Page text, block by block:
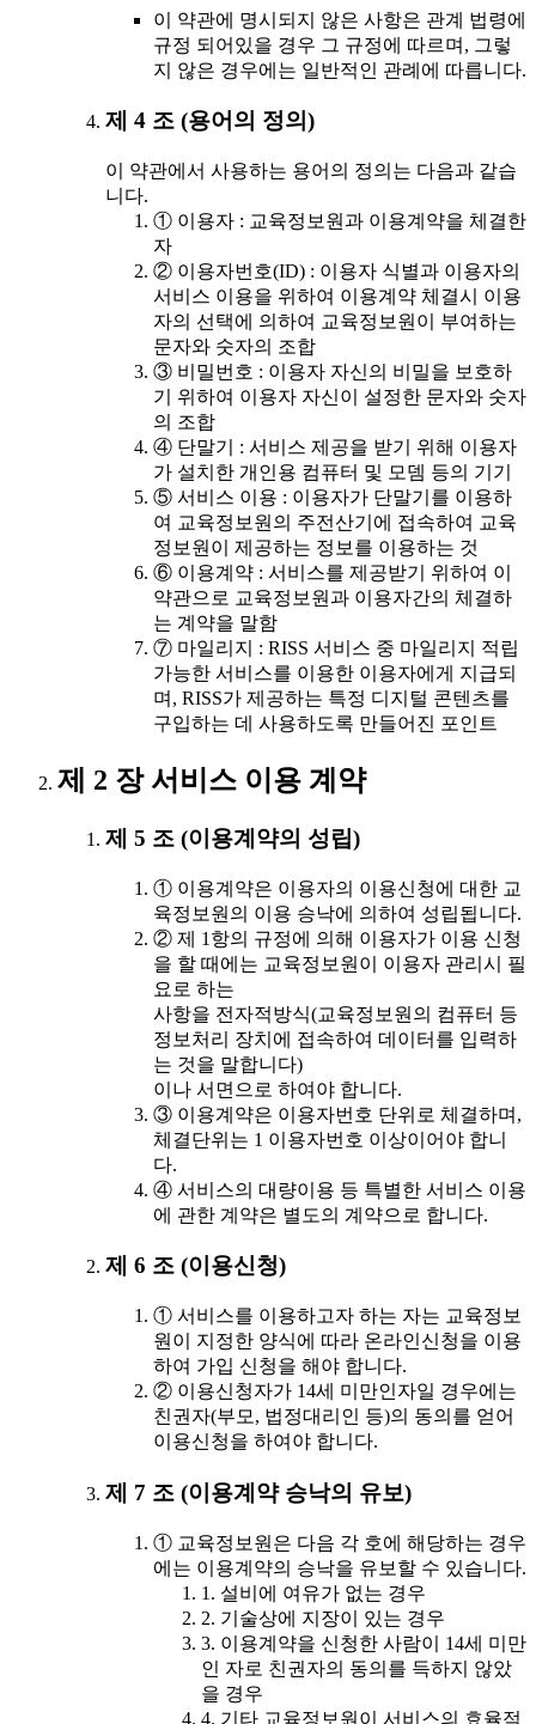
이 약관에 명시되지 않은 사항은 관계 법령에
규정 되어있을 경우 그 규정에 따르며, 그렇
지 않은 경우에는 일반적인 관례에 따릅니다.
제 4 조 (용어의 정의)
이 약관에서 사용하는 용어의 정의는 다음과 같습
니다.
① 이용자 : 교육정보원과 이용계약을 체결한
자
② 이용자번호(ID) : 이용자 식별과 이용자의
서비스 이용을 위하여 이용계약 체결시 이용
자의 선택에 의하여 교육정보원이 부여하는
문자와 숫자의 조합
③ 비밀번호 : 이용자 자신의 비밀을 보호하
기 위하여 이용자 자신이 설정한 문자와 숫자
의 조합
④ 단말기 : 서비스 제공을 받기 위해 이용자
가 설치한 개인용 컴퓨터 및 모뎀 등의 기기
⑤ 서비스 이용 : 이용자가 단말기를 이용하
여 교육정보원의 주전산기에 접속하여 교육
정보원이 제공하는 정보를 이용하는 것
⑥ 이용계약 : 서비스를 제공받기 위하여 이
약관으로 교육정보원과 이용자간의 체결하
는 계약을 말함
⑦ 마일리지 : RISS 서비스 중 마일리지 적립
가능한 서비스를 이용한 이용자에게 지급되
며, RISS가 제공하는 특정 디지털 콘텐츠를
구입하는 데 사용하도록 만들어진 포인트
제 2 장 서비스 이용 계약
제 5 조 (이용계약의 성립)
① 이용계약은 이용자의 이용신청에 대한 교
육정보원의 이용 승낙에 의하여 성립됩니다.
② 제 1항의 규정에 의해 이용자가 이용 신청
을 할 때에는 교육정보원이 이용자 관리시 필
요로 하는
사항을 전자적방식(교육정보원의 컴퓨터 등
정보처리 장치에 접속하여 데이터를 입력하
는 것을 말합니다)
이나 서면으로 하여야 합니다.
③ 이용계약은 이용자번호 단위로 체결하며,
체결단위는 1 이용자번호 이상이어야 합니
다.
④ 서비스의 대량이용 등 특별한 서비스 이용
에 관한 계약은 별도의 계약으로 합니다.
제 6 조 (이용신청)
① 서비스를 이용하고자 하는 자는 교육정보
원이 지정한 양식에 따라 온라인신청을 이용
하여 가입 신청을 해야 합니다.
② 이용신청자가 14세 미만인자일 경우에는
친권자(부모, 법정대리인 등)의 동의를 얻어
이용신청을 하여야 합니다.
제 7 조 (이용계약 승낙의 유보)
① 교육정보원은 다음 각 호에 해당하는 경우
에는 이용계약의 승낙을 유보할 수 있습니다.
1. 설비에 여유가 없는 경우
2. 기술상에 지장이 있는 경우
3. 이용계약을 신청한 사람이 14세 미만
인 자로 친권자의 동의를 득하지 않았
을 경우
4. 기타 교육정보원이 서비스의 효율적